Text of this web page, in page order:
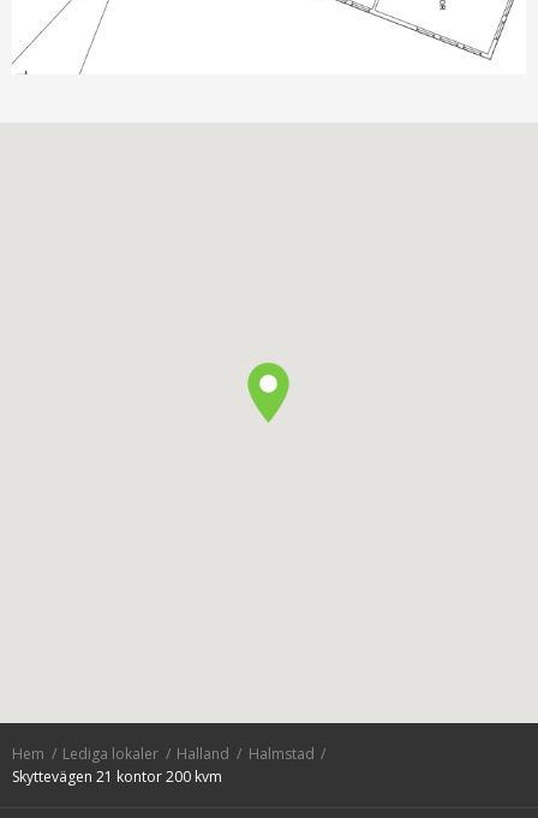
Hem Lediga lokaler Halland
Halmstad
Skyttevägen 21 kontor 200 kvm